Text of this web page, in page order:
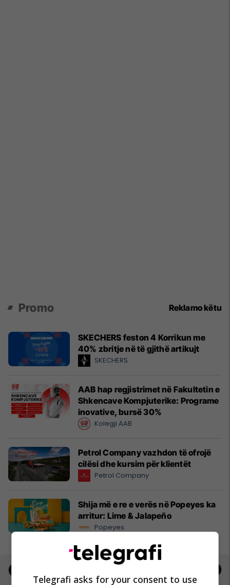
Promo Reklamo këtu
SKECHERS feston 4 Korrikun me
40% zbritje në të gjithë artikujt
SKECHERS
AAB hap regjistrimet në Fakultetin e
Shkencave Kompjuterike: Programe
inovative, bursë 30%
Kolegji AAB
Petrol Company vazhdon të ofrojë
cilësi dhe kursim për klientët
Petrol Company
Shija më e re e verës në Popeyes ka
arritur: Lime & Jalapeño
Popeyes
Telegrafi asks for your consent to use